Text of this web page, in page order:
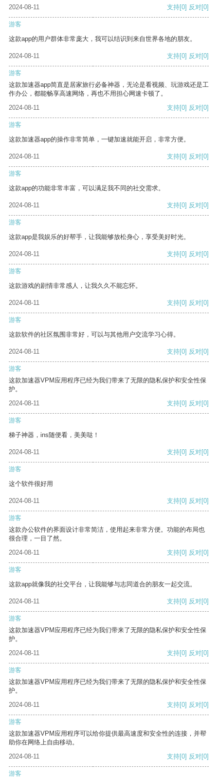
2024-08-11 支持[0] 反对[0]
游客
这款app的用户群体非常庞大，我可以结识到来自世界各地的朋友。
2024-08-11 支持[0] 反对[0]
游客
这款加速器app简直是居家旅行必备神器，无论是看视频、玩游戏还是工
作办公，都能畅享高速网络，再也不用担心网速卡顿了。
2024-08-11
支持[0] 反对[0]
游客
这款加速器app的操作非常简单，一键加速就能开启，非常方便。
2024-08-11 支持[0] 反对[0]
游客
这款app的功能非常丰富，可以满足我不同的社交需求。
2024-08-11 支持[0] 反对[0]
游客
这款app是我娱乐的好帮手，让我能够放松身心，享受美好时光。
2024-08-11 支持[0] 反对[0]
游客
这款游戏的剧情非常感人，让我久久不能忘怀。
2024-08-11 支持[0] 反对[0]
游客
这款软件的社区氛围非常好，可以与其他用户交流学习心得。
2024-08-11 支持[0] 反对[0]
游客
这款加速器VPM应用程序已经为我们带来了无限的隐私保护和安全性保
护。
2024-08-11
支持[0] 反对[0]
游客
梯子神器，ins随便看，美美哒！
2024-08-11 支持[0] 反对[0]
游客
这个软件很好用
2024-08-11 支持[0] 反对[0]
游客
这款办公软件的界面设计非常简洁，使用起来非常方便。功能的布局也
很合理，一目了然。
2024-08-11
支持[0] 反对[0]
游客
这款app就像我的社交平台，让我能够与志同道合的朋友一起交流。
2024-08-11 支持[0] 反对[0]
游客
这款加速器VPM应用程序已经为我们带来了无限的隐私保护和安全性保
护。
2024-08-11
支持[0] 反对[0]
游客
这款加速器VPM应用程序已经为我们带来了无限的隐私保护和安全性保
护。
2024-08-11
支持[0] 反对[0]
游客
这款加速器VPM应用程序可以给你提供最高速度和安全性的连接，并帮
助你在网络上自由移动。
2024-08-11
支持[0] 反对[0]
游客